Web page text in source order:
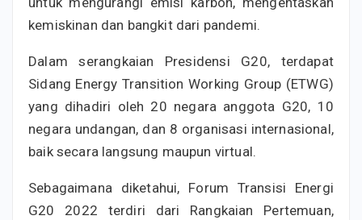
kemiskinan dan bangkit dari pandemi.
Dalam serangkaian Presidensi G20, terdapat
Sidang Energy Transition Working Group (ETWG)
yang dihadiri oleh 20 negara anggota G20, 10
negara undangan, dan 8 organisasi internasional,
baik secara langsung maupun virtual.
Sebagaimana diketahui, Forum Transisi Energi
G20 2022 terdiri dari Rangkaian Pertemuan,